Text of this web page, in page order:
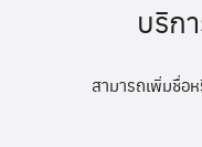
บริก
สามารถเพิ่มชื่อ